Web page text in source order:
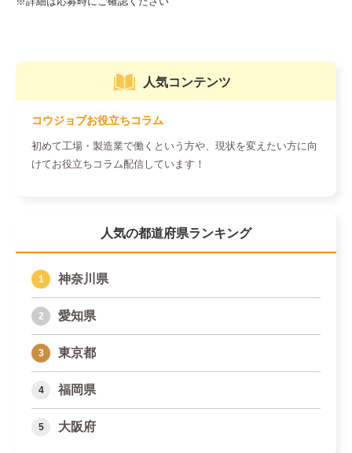
人気コンテンツ
コウジョブお役立ちコラム
初めて工場・製造業で働くという方や、現状を変えたい方に向
けてお役立ちコラム配信しています！
人気の都道府県ランキング
神奈川県
愛知県
東京都
福岡県
大阪府